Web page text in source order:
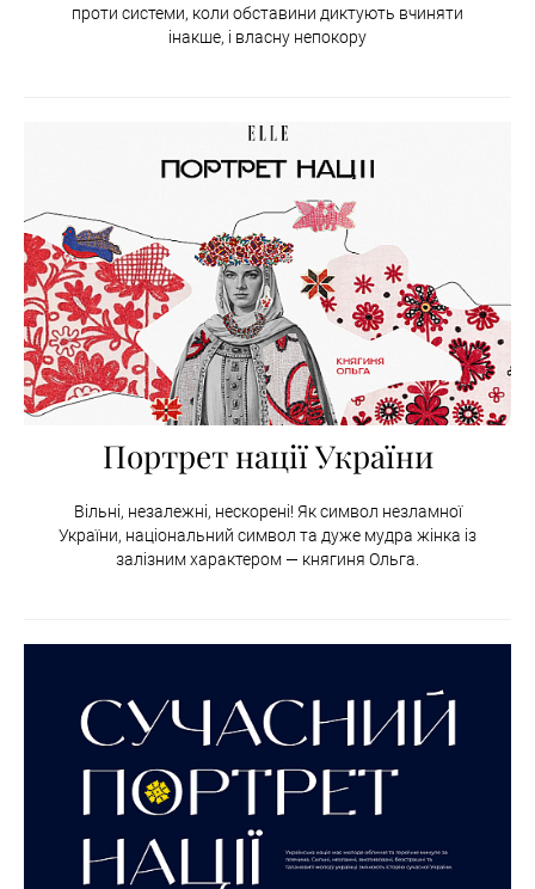
проти системи, коли обставини диктують вчиняти
інакше, і власну непокору
Портрет нації України
Вільні, незалежні, нескорені! Як символ незламної
України, національний символ та дуже мудра жінка із
залізним характером — княгиня Ольга.